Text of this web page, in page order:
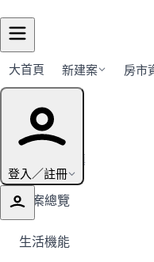
大首頁 新建案 房市
登入／註冊
建案導覽
← 返回平鎮
建案總覽
生活機能